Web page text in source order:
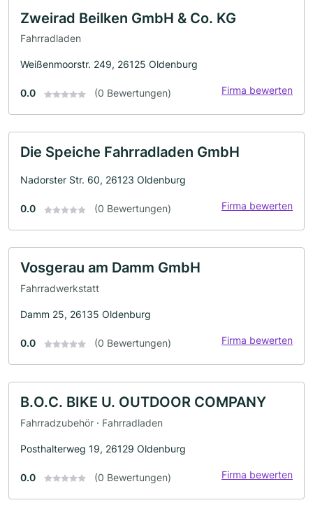
Zweirad Beilken GmbH & Co. KG
Fahrradladen
Weißenmoorstr. 249, 26125 Oldenburg
0.0 (0 Bewertungen) Firma bewerten
Die Speiche Fahrradladen GmbH
Nadorster Str. 60, 26123 Oldenburg
0.0 (0 Bewertungen) Firma bewerten
Vosgerau am Damm GmbH
Fahrradwerkstatt
Damm 25, 26135 Oldenburg
0.0 (0 Bewertungen) Firma bewerten
B.O.C. BIKE U. OUTDOOR COMPANY
Fahrradzubehör · Fahrradladen
Posthalterweg 19, 26129 Oldenburg
0.0 (0 Bewertungen) Firma bewerten